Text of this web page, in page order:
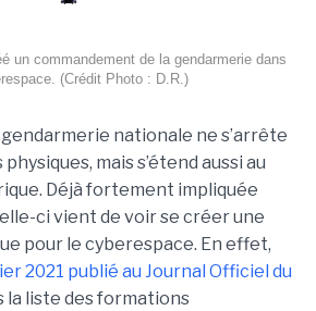
un commandement de la gendarmerie dans
(Crédit Photo : D.R.)
nationale ne s’arrête
mais s’étend aussi au
Déjà fortement impliquée
ci vient de voir se créer une
pour le cyberespace. En effet,
2021 publié au Journal Officiel du
la liste des formations